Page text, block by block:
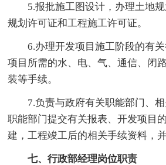
5.报批施工图设计，办理土地规
规划许可证和工程施工许可证。
6.办理开发项目施工阶段的有关
项目所需的水、电、气、通信、闭
装等手续。
7.负责与政府有关职能部门、相
职能部门提交有关报表、开发项目
建，工程竣工后的相关手续资料，
七、行政部经理岗位职责